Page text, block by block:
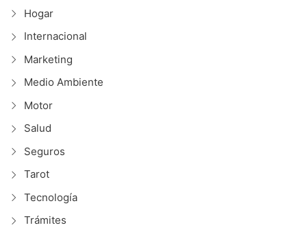
Hogar
Internacional
Marketing
Medio Ambiente
Motor
Salud
Seguros
Tarot
Tecnología
Trámites